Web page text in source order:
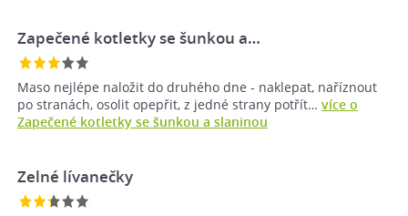
Zapečené kotletky se šunkou a…
Maso nejlépe naložit do druhého dne - naklepat, naříznout
po stranách, osolit opepřit, z jedné strany potřít… více o
Zapečené kotletky se šunkou a slaninou
Zelné lívanečky